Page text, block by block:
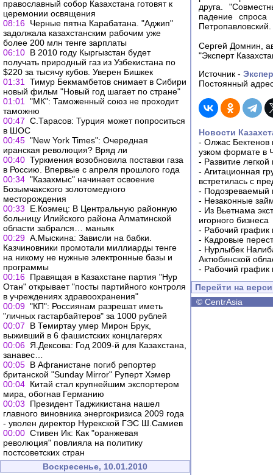
православный собор Казахстана готовят к
церемонии освящения
08:16 Черные пятна Карабатана. "Аджип"
задолжала казахстанским рабочим уже
более 200 млн тенге зарплаты
06:10 В 2010 году Кыргызстан будет
получать природный газ из Узбекистана по
$220 за тысячу кубов. Уверен Бишкек
01:31
Тимур Бекмамбетов снимает в Сибири
новый фильм "Новый год шагает по стране"
01:01
"МК": Таможенный союз не проходит
таможню
00:47 С.Тарасов: Турция может попроситься
в ШОС
00:45 "New York Times": Очередная
иранская революция? Вряд ли
00:40 Туркмения возобновила поставки газа
в Россию. Впервые с апреля прошлого года
00:34 "Казахмыс" начинает освоение
Бозымчакского золотомедного
месторождения
00:33
Е.Коэмец: В Центральную районную
больницу Илийского района Алматинской
области забрался… маньяк
00:29 А.Мыскина: Зависли на бабки.
Казчиновники промотали миллиарды тенге
на никому не нужные электронные базы и
программы
00:16 Правящая в Казахстане партия "Нур
Отан" открывает "посты партийного контроля
в учреждениях здравоохранения"
00:09 "КП": Россиянам разрешат иметь
"личных гастарбайтеров" за 1000 рублей
00:07
В Темиртау умер Мирон Брук,
выживший в 6 фашистских концлагерях
00:06 Я.Дексова: Год 2009-й для Казахстана,
занавес…
00:05 В Афганистане погиб репортер
британской "Sunday Mirror" Руперт Хэмер
00:04 Китай стал крупнейшим экспортером
мира, обогнав Германию
00:03
Президент Таджикистана нашел
главного виновника энергокризиса 2009 года
- уволен директор Нурекской ГЭС Ш.Самиев
00:00 Стивен Ик: Как "оранжевая
революция" повлияла на политику
постсоветских стран
Воскресенье, 10.01.2010
друга.
падение
Петропавловский.
Сергей Домнин,
"Эксперт
Источник -
Постоянный
Новости
- Олжас Бектенов
узком формате в
- Развитие
- Агитационная
встретилась с
- Подозреваемый
- Незаконные
- Из Вьетнама
игорного бизнеса
- Рабочий график
- Кадровые
- Нурлыбек
Актюбинской
- Рабочий график
Перейти на
© CentrAsia